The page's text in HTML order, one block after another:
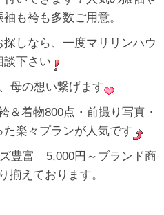
も袴も多数ご用意。
しなら、一度マリリンハウ
談下さい
母の想い繋げます
＆着物800点・前撮り写真・
楽々プランが人気です
豊富 5,000円～ブランド商
揃えております。